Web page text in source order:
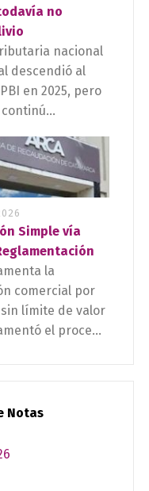
no
nacional
descendió al
en 2025, pero
Simple vía
la
comercial por
límite de valor
el proce...
Notas